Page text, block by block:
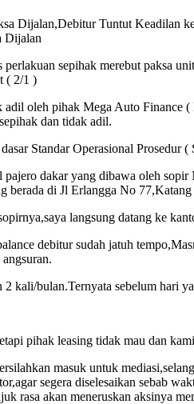
Dijalan
perlakuan sepihak merebut paksa
( 2/1 )
oleh pihak Mega Auto Finance
dan tidak adil.
Standar Operasional Prosedur (
dakar yang dibawa oleh
berada di Jl Erlangga No
langsung datang ke
debitur sudah jatuh
kali/bulan.Ternyata sebelum hari
pihak leasing tidak mau dan
masuk untuk
segera diselesaikan sebab
rasa akan meneruskan aksinya